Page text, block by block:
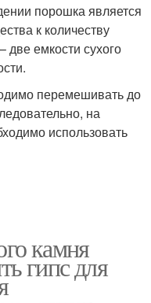
порошка является
к количеству
емкости сухого
перемешивать до
на
использовать
камня
гипс для